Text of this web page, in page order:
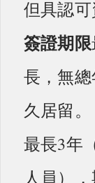
但具認可
簽證期限
長，無
久居留。
最長3年
人員）